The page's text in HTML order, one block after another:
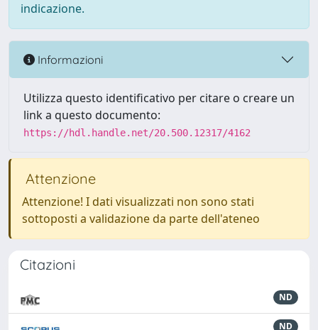
indicazione.
Informazioni
Utilizza questo identificativo per citare o creare un
link a questo documento:
https://hdl.handle.net/20.500.12317/4162
Attenzione
Attenzione! I dati visualizzati non sono stati
sottoposti a validazione da parte dell'ateneo
Citazioni
ND
ND